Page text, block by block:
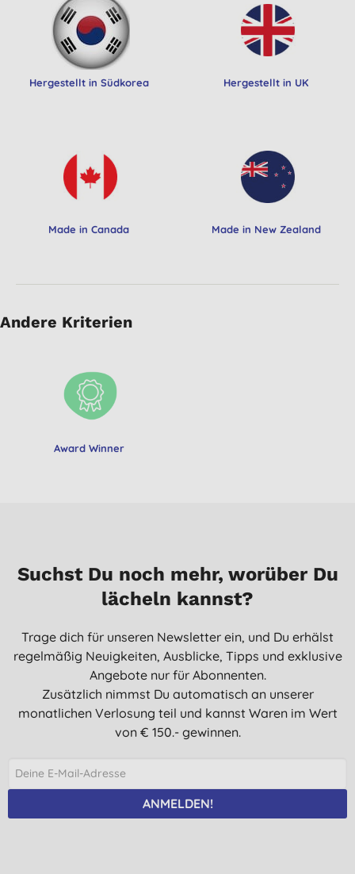
Hergestellt in Südkorea Hergestellt in UK
Made in Canada Made in New Zealand
Andere Kriterien
Award Winner
Suchst Du noch mehr, worüber Du
lächeln kannst?
Trage dich für unseren Newsletter ein, und Du erhälst
regelmäßig Neuigkeiten, Ausblicke, Tipps und exklusive
Angebote nur für Abonnenten.
Zusätzlich nimmst Du automatisch an unserer
monatlichen Verlosung teil und kannst Waren im Wert
von € 150.- gewinnen.
ANMELDEN!